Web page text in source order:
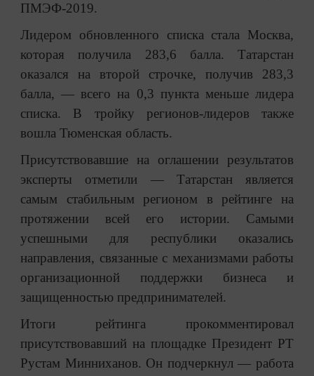
ПМЭФ-2019.
Лидером обновленного списка стала Москва,
которая получила 283,6 балла. Татарстан
оказался на второй строчке, получив 283,3
балла, — всего на 0,3 пункта меньше лидера
списка. В тройку регионов-лидеров также
вошла Тюменская область.
Присутствовавшие на оглашении результатов
эксперты отметили — Татарстан является
самым стабильным регионом в рейтинге на
протяжении всей его истории. Самыми
успешными для республики оказались
направления, связанные с механизмами работы
организационной поддержки бизнеса и
защищенностью предпринимателей.
Итоги рейтинга прокомментировал
присутствовавший на площадке Президент РТ
Рустам Минниханов. Он подчеркнул — работа